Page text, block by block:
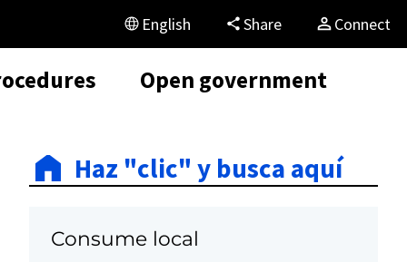
English Share Connect
Open government
Haz "clic" y busca aquí
Consume local